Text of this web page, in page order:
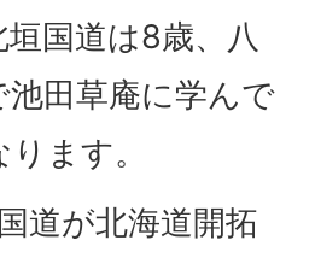
国道は8歳、八
池田草庵に学んで
ます。
道が北海道開拓